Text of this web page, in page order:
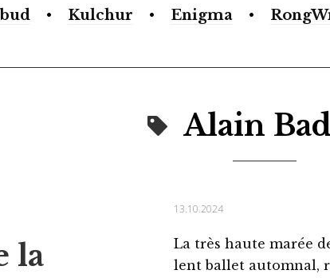
Sök
Kulchur Enigma
Alain
la
13.10.2024
La très haute marée
lent ballet automnal,